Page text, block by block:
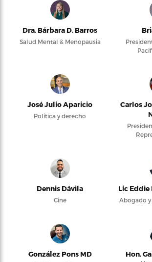
Dra. Bárbara D. Barros
Salud Mental & Menopausia
José Julio Aparicio
Política y derecho
Carlos
Dennis Dávila
Cine
Lic Eddie
Abogado
González Pons MD
Hon.